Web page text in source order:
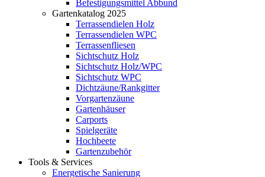
Befestigungsmittel Abbund
Gartenkatalog 2025
Terrassendielen Holz
Terrassendielen WPC
Terrassenfliesen
Sichtschutz Holz
Sichtschutz Holz/WPC
Sichtschutz WPC
Dichtzäune/Rankgitter
Vorgartenzäune
Gartenhäuser
Carports
Spielgeräte
Hochbeete
Gartenzubehör
Tools & Services
Energetische Sanierung